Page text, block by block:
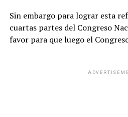
Sin embargo para lograr esta
cuartas partes del Congreso
favor para que luego el